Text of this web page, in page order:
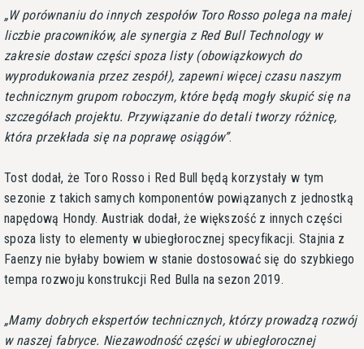
W porównaniu do innych zespołów Toro Rosso polega na małej
liczbie pracowników, ale synergia z Red Bull Technology w
zakresie dostaw części spoza listy (obowiązkowych do
wyprodukowania przez zespół), zapewni więcej czasu naszym
technicznym grupom roboczym, które będą mogły skupić się na
szczegółach projektu. Przywiązanie do detali tworzy różnicę,
która przekłada się na poprawę osiągów .
Tost dodał, że Toro Rosso i Red Bull będą korzystały w tym
sezonie z takich samych komponentów powiązanych z jednostką
napędową Hondy. Austriak dodał, że większość z innych części
spoza listy to elementy w ubiegłorocznej specyfikacji. Stajnia z
Faenzy nie byłaby bowiem w stanie dostosować się do szybkiego
tempa rozwoju konstrukcji Red Bulla na sezon 2019.
Mamy dobrych ekspertów technicznych, którzy prowadzą rozwój
w naszej fabryce. Niezawodność części w ubiegłorocznej